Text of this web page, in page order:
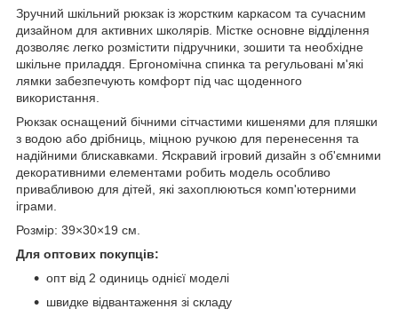
Зручний шкільний рюкзак із жорстким каркасом та сучасним
дизайном для активних школярів. Містке основне відділення
дозволяє легко розмістити підручники, зошити та необхідне
шкільне приладдя. Ергономічна спинка та регульовані м'які
лямки забезпечують комфорт під час щоденного
використання.
Рюкзак оснащений бічними сітчастими кишенями для пляшки
з водою або дрібниць, міцною ручкою для перенесення та
надійними блискавками. Яскравий ігровий дизайн з об'ємними
декоративними елементами робить модель особливо
привабливою для дітей, які захоплюються комп'ютерними
іграми.
Розмір: 39×30×19 см.
Для оптових покупців:
опт від 2 одиниць однієї моделі
швидке відвантаження зі складу